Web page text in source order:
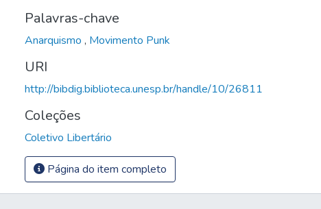
Palavras-chave
Anarquismo , Movimento Punk
URI
http://bibdig.biblioteca.unesp.br/handle/10/26811
Coleções
Coletivo Libertário
Página do item completo